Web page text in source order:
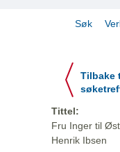
Søk
Tilbake
Tittel:
Fru Inger til
Henrik Ibsen